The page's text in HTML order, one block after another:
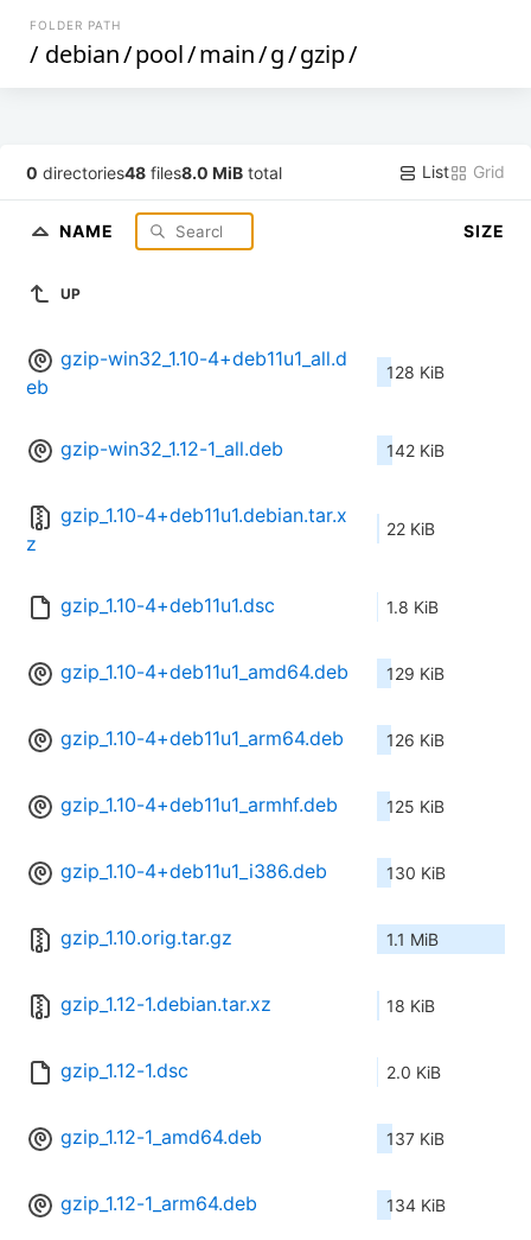
FOLDER PATH
/ debian/pool/main/g/gzip/
0 directories48 files8.0 MiB total List Grid
NAME SIZE
UP
gzip-win32_1.10-4+deb11u1_all.d
eb
128 KiB
gzip-win32_1.12-1_all.deb 142 KiB
gzip_1.10-4+deb11u1.debian.tar.x
z
22 KiB
gzip_1.10-4+deb11u1.dsc 1.8 KiB
gzip_1.10-4+deb11u1_amd64.deb 129 KiB
gzip_1.10-4+deb11u1_arm64.deb 126 KiB
gzip_1.10-4+deb11u1_armhf.deb 125 KiB
gzip_1.10-4+deb11u1_i386.deb 130 KiB
gzip_1.10.orig.tar.gz 1.1 MiB
gzip_1.12-1.debian.tar.xz 18 KiB
gzip_1.12-1.dsc 2.0 KiB
gzip_1.12-1_amd64.deb 137 KiB
gzip_1.12-1_arm64.deb 134 KiB